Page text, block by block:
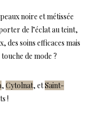
noire et métissée
de l’éclat au teint,
des soins efficaces mais
de mode ?
, Cytolnat, etSaint-
!